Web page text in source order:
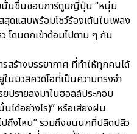
ยนั้นชื่นชอบการ์ตูนญี่ปุ่น “หนุ่ม
สุดแสบพร้อมโชว์ร้องเต้นในเพลง
โดนตกเข้าด้อมไปตาม ๆ กัน
สร้างบรรยากาศ ที่ทำให้ทุกคนได้
นมิวสิควิดีโอที่เป็นความทรงจำ
ยปรายลงมาในฮอลล์ประกอบ
ได้อย่างไร)” หรือเสียงฝน
ปถึงไหน” รวมถึงขนนกที่ปลิดปลิว